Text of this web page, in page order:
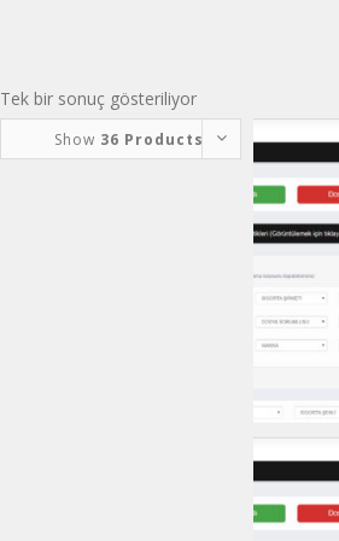
Tek bir sonuç gösteriliyor
Show 36 Products